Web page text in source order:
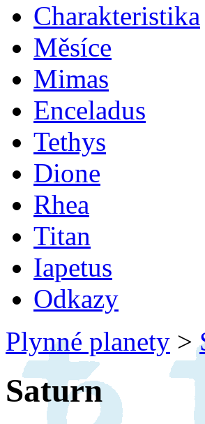
Charakteristika
Měsíce
Mimas
Enceladus
Tethys
Dione
Rhea
Titan
Iapetus
Odkazy
Plynné planety >
Saturn